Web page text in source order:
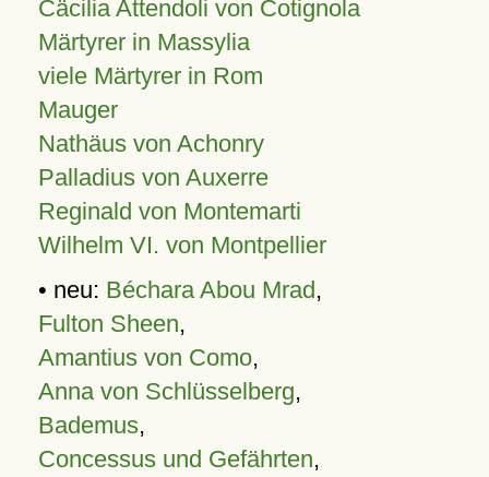
Cäcilia Attendoli von Cotignola
Märtyrer in Massylia
viele Märtyrer in Rom
Mauger
Nathäus von Achonry
Palladius von Auxerre
Reginald von Montemarti
Wilhelm VI. von Montpellier
• neu: Béchara Abou Mrad,
Fulton Sheen,
Amantius von Como,
Anna von Schlüsselberg,
Bademus,
Concessus und Gefährten,